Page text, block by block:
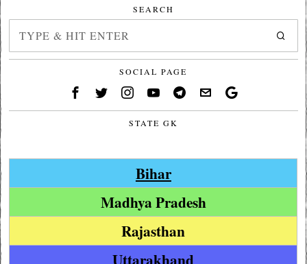
SEARCH
SOCIAL PAGE
STATE GK
Bihar
Madhya Pradesh
Rajasthan